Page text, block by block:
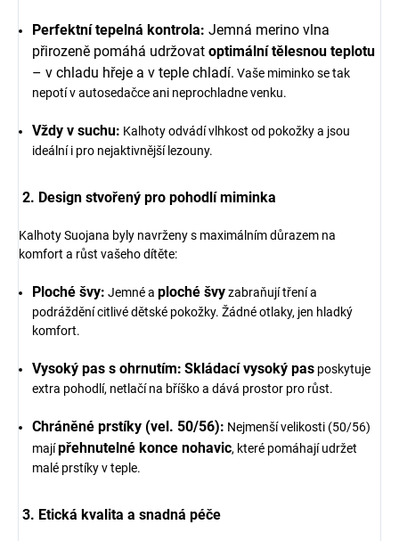
Perfektní tepelná kontrola: Jemná merino vlna
přirozeně pomáhá udržovat optimální tělesnou teplotu
– v chladu hřeje a v teple chladí. Vaše miminko se tak
nepotí v autosedačce ani neprochladne venku.
Vždy v suchu: Kalhoty odvádí vlhkost od pokožky a jsou
ideální i pro nejaktivnější lezouny.
2. Design stvořený pro pohodlí miminka
Kalhoty Suojana byly navrženy s maximálním důrazem na
komfort a růst vašeho dítěte:
Ploché švy: Jemné a ploché švyzabraňují tření a
podráždění citlivé dětské pokožky. Žádné otlaky, jen hladký
komfort.
Vysoký pas s ohrnutím: Skládací vysoký pas poskytuje
extra pohodlí, netlačí na bříško a dává prostor pro růst.
Chráněné prstíky (vel. 50/56): Nejmenší velikosti (50/56)
majípřehnutelné konce nohavic, které pomáhají udržet
malé prstíky v teple.
3. Etická kvalita a snadná péče